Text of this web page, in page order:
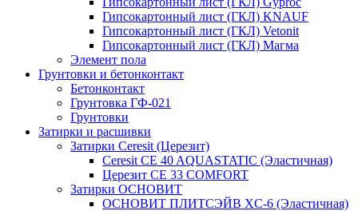
Гипсокартонный лист (ГКЛ) KNAUF
Гипсокартонный лист (ГКЛ) Vetonit
Гипсокартонный лист (ГКЛ) Магма
Элемент пола
Грунтовки и бетонконтакт
Бетонконтакт
Грунтовка ГФ-021
Грунтовки
Затирки и расшивки
Затирки Ceresit (Церезит)
Ceresit CE 40 AQUASTATIC (Эластичная)
Церезит CE 33 COMFORT
Затирки ОСНОВИТ
ОСНОВИТ ПЛИТСЭЙВ XC-6 (Эластичная)